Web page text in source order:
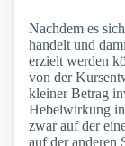
Nachdem es
handelt und
erzielt werden
von der
kleiner Betrag
Hebelwirkung in
zwar auf der
auf der anderen